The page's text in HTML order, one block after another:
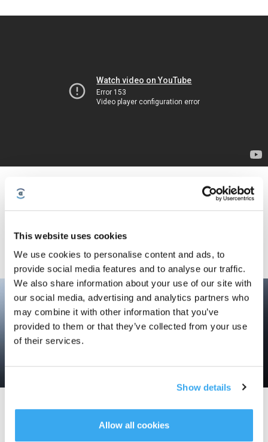
This website uses cookies
We use cookies to personalise content and ads, to
provide social media features and to analyse our traffic.
We also share information about your use of our site with
our social media, advertising and analytics partners who
may combine it with other information that you’ve
provided to them or that they’ve collected from your use
of their services.
Show details
Allow all cookies
Precision i perfektion
Precisionsteknik skapar perfektion. Tack vare utmärkt konstruktion styrs
skannar olika sensorer golvet, aktiverar eller stänger av/på moppningsläget
rengöringsuppgiften att utföras intelligent och perfekt.
Mer än stort